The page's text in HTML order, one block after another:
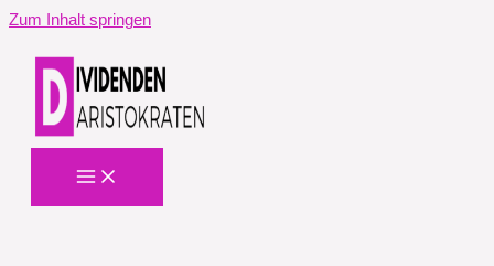
Zum Inhalt springen